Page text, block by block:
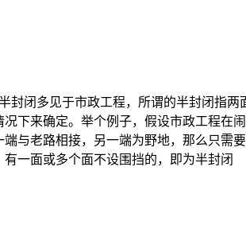
闭多见于市政工程，所谓的半封闭指两
下来确定。举个例子，假设市政工程在
与老路相接，另一端为野地，那么只需
一面或多个面不设围挡的，即为半封闭